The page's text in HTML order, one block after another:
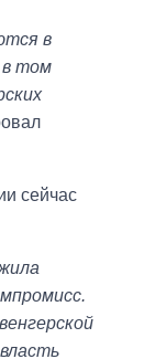
в
в том
сейчас